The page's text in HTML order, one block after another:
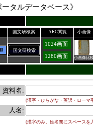
ータルデータベース》
国文研検索 ARC閲覧 小画像
国文研検索
1024画面
1280画面 小画像比較
資料名:
(漢字・ひらがな・英訳・ローマ
人名:
(漢字のみ。姓名間にスペースを